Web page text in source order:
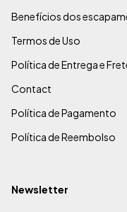
Benefícios dos
Termos de Uso
Política de Entrega e
Contact
Política de Pagamento
Política de Reembolso
Newsletter